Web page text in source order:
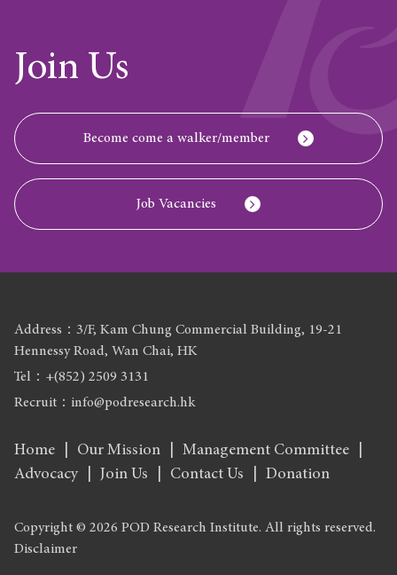
Join Us
Become come a walker/member
Job Vacancies
Home Our Mission
Management Committee
Advocacy
Join Us Contact Us Donation
Copyright © 2026 POD Research Institute. All rights reserved.
Disclaimer
Address：3/F, Kam Chung Commercial Building, 19-21
Hennessy Road, Wan Chai, HK
Tel：+(852) 2509 3131
Recruit：info@podresearch.hk